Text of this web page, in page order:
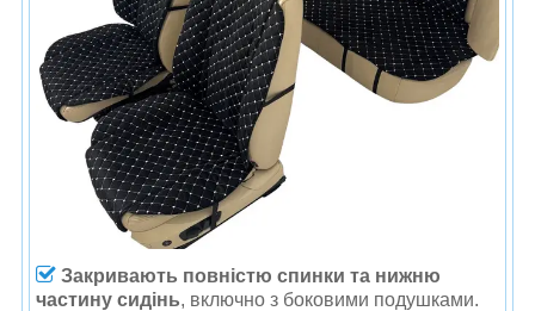
Закривають повністю спинки та нижню
частину сидінь, включно з боковими подушками.